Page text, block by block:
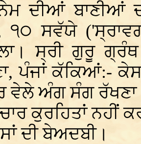
ਦੀਆਂ ਬਾਣੀਆਂ
੧੦ ਸਵੱਯੇ
ਸ੍ਰੀ ਗੁਰੂ ਗ੍ਰੰਥ
ਪੰਜਾਂ ਕੱਕਿਆਂ:-
ਵੇਲੇ ਅੰਗ ਸੰਗ
ਕੁਰਹਿਤਾਂ ਨਹੀਂ
ਦੀ ਬੇਅਦਬੀ।